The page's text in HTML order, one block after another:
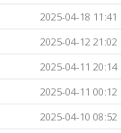
2025-04-18 11:41
2025-04-12 21:02
2025-04-11 20:14
2025-04-11 00:12
2025-04-10 08:52